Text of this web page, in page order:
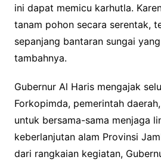
ini dapat memicu karhutla.
tanam pohon secara serentak,
sepanjang bantaran sungai
tambahnya.
Gubernur Al Haris mengajak
Forkopimda, pemerintah
untuk bersama-sama menjaga
keberlanjutan alam Provinsi
dari rangkaian kegiatan,